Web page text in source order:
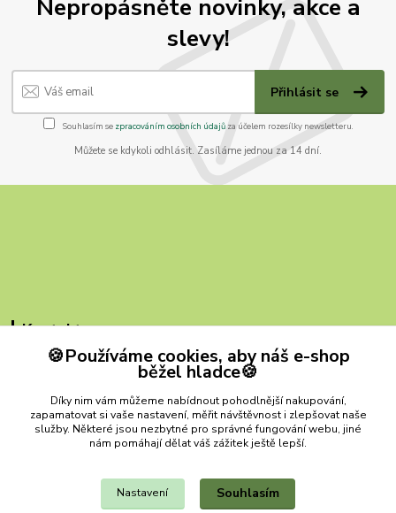
Nepropásněte novinky, akce a
slevy!
Přihlásit se
Souhlasím se zpracováním osobních údajůza účelem rozesílky newsletteru.
Můžete se kdykoli odhlásit. Zasíláme jednou za 14 dní.
Kontakty
ZB MILVI
+420 607 419 780
(Po-Pá, 9-15 hod.)
zbmilvi@email.cz
🍪Používáme cookies, aby náš e-shop
běžel hladce🍪
Díky nim vám můžeme nabídnout pohodlnější nakupování,
zapamatovat si vaše nastavení, měřit návštěvnost i zlepšovat naše
služby. Některé jsou nezbytné pro správné fungování webu, jiné
nám pomáhají dělat váš zážitek ještě lepší.
Nastavení Souhlasím